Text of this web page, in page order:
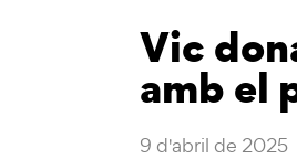
Vic
amb el
9 d'abril de 2025